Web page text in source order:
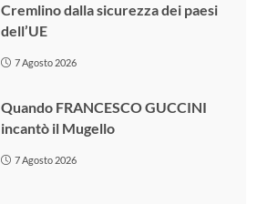
Cremlino dalla sicurezza dei paesi
dell’UE
7 Agosto 2026
Quando FRANCESCO GUCCINI
incantò il Mugello
7 Agosto 2026